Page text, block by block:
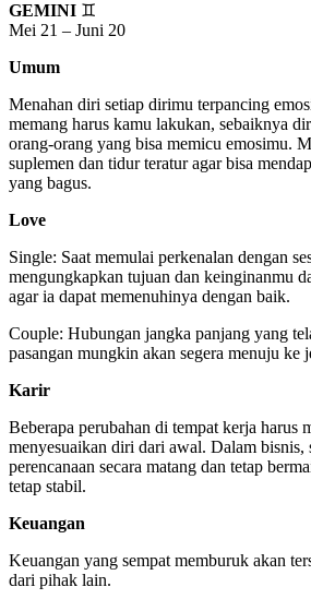
GEMINI ♊
Mei 21 – Juni 20
Umum
Menahan diri setiap dirimu terpancing
memang harus kamu lakukan, sebaiknya
orang-orang yang bisa memicu emosimu.
suplemen dan tidur teratur agar bisa
yang bagus.
Love
Single: Saat memulai perkenalan dengan
mengungkapkan tujuan dan keinginanmu
agar ia dapat memenuhinya dengan baik.
Couple: Hubungan jangka panjang yang
pasangan mungkin akan segera menuju ke
Karir
Beberapa perubahan di tempat kerja harus
menyesuaikan diri dari awal. Dalam bisnis,
perencanaan secara matang dan tetap
tetap stabil.
Keuangan
Keuangan yang sempat memburuk akan
dari pihak lain.